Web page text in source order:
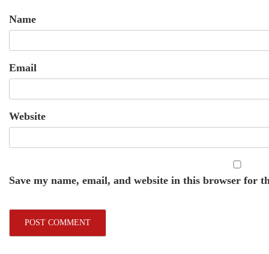
Name
Email
Website
Save my name, email, and website in this browser for